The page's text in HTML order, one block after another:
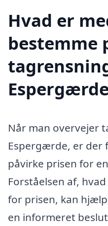
Hvad er
bestemme
Når man overvejer
Espergærde, er der
påvirke prisen for
Forståelsen af,
for prisen, kan
en informeret